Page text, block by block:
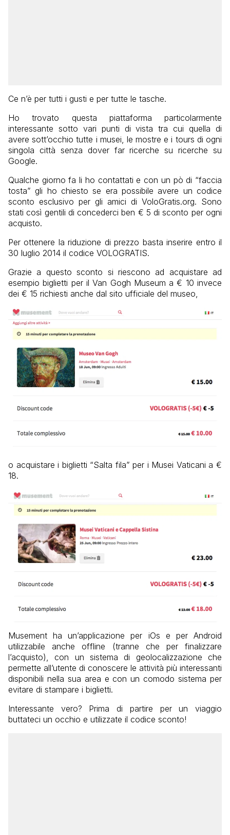
Ce n’è per tutti i gusti e per tutte le tasche.
Ho trovato questa piattaforma particolarmente
interessante sotto vari punti di vista tra cui quella di
avere sott’occhio tutte i musei, le mostre e i tours di ogni
singola città senza dover far ricerche su ricerche su
Google.
Qualche giorno fa li ho contattati e con un pò di “faccia
tosta” gli ho chiesto se era possibile avere un codice
sconto esclusivo per gli amici di VoloGratis.org. Sono
stati così gentili di concederci ben € 5 di sconto per ogni
acquisto.
Per ottenere la riduzione di prezzo basta inserire entro il
30 luglio 2014 il codice VOLOGRATIS.
Grazie a questo sconto si riescono ad acquistare ad
esempio biglietti per il Van Gogh Museum a € 10 invece
dei € 15 richiesti anche dal sito ufficiale del museo,
o acquistare i biglietti “Salta fila” per i Musei Vaticani a €
18.
Musement ha un’applicazione per iOs e per Android
utilizzabile anche offline (tranne che per finalizzare
l’acquisto), con un sistema di geolocalizzazione che
permette all’utente di conoscere le attività più interessanti
disponibili nella sua area e con un comodo sistema per
evitare di stampare i biglietti.
Interessante vero? Prima di partire per un viaggio
buttateci un occhio e utilizzate il codice sconto!